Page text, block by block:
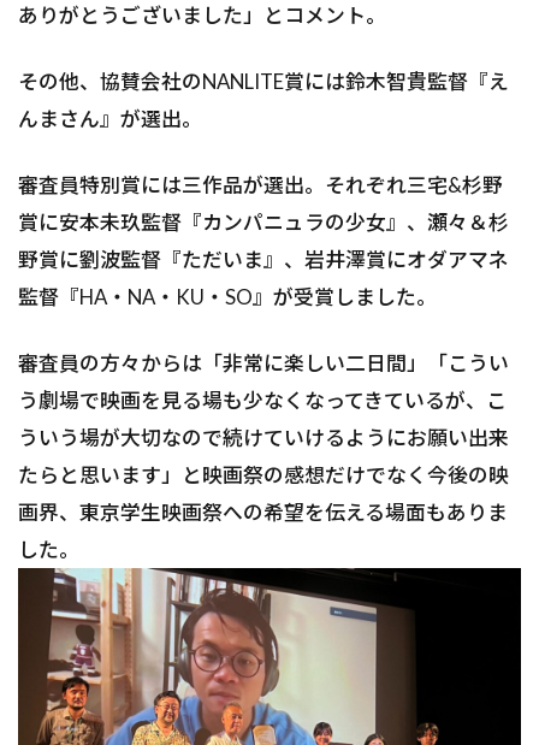
ありがとうございました」とコメント。
その他、協賛会社のNANLITE賞には鈴木智貴監督『え
んまさん』が選出。
審査員特別賞には三作品が選出。それぞれ三宅&杉野
賞に安本未玖監督『カンパニュラの少女』、瀬々＆杉
野賞に劉波監督『ただいま』、岩井澤賞にオダアマネ
監督『HA・NA・KU・SO』が受賞しました。
審査員の方々からは「非常に楽しい二日間」「こうい
う劇場で映画を見る場も少なくなってきているが、こ
ういう場が大切なので続けていけるようにお願い出来
たらと思います」と映画祭の感想だけでなく今後の映
画界、東京学生映画祭への希望を伝える場面もありま
した。